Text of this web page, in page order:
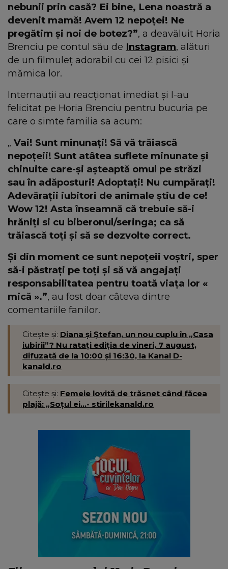
nebunii prin casă? Ei bine, Lena noastră a
devenit mamă! Avem 12 nepoței! Ne
pregătim și noi de botez?”, a deavăluit Horia
Brenciu pe contul său de Instagram, alături
de un filmuleț adorabil cu cei 12 pisici și
mămica lor.
Internauții au reacționat imediat și l-au
felicitat pe Horia Brenciu pentru bucuria pe
care o simte familia sa acum:
„ Vai! Sunt minunați! Să vă trăiască
nepoțeii! Sunt atâtea suflete minunate și
chinuite care-și așteaptă omul pe străzi
sau în adăposturi! Adoptați! Nu cumpărați!
Adevărații iubitori de animale știu de ce!
Wow 12! Asta înseamnă că trebuie să-i
hrăniți si cu biberonul/seringa; ca să
trăiască toți și să se dezvolte correct.
Și din moment ce sunt nepoțeii voștri, sper
să-i păstrați pe toți și să vă angajați
responsabilitatea pentru toată viața lor «
mică ».”, au fost doar câteva dintre
comentariile fanilor.
Citește și: Diana și Ștefan, un nou cuplu în „Casa
iubirii”? Nu ratați ediția de vineri, 7 august,
difuzată de la 10:00 și 16:30, la Kanal D-
kanald.ro
Citește și: Femeie lovită de trăsnet când făcea
plajă: „Soțul ei...- stirilekanald.ro